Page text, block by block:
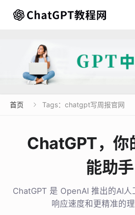
首页  Tags：chatgpt写周报官网
ChatGPT，你
能助手
ChatGPT 是 OpenAI 推出的AI
响应速度和更精准的理